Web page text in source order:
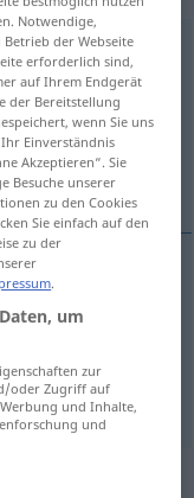
>
antippen)
Notwendige,
der Webseite
erforderlich sind,
auf Ihrem Endgerät
der Bereitstellung
wenn Sie uns
Einverständnis
Akzeptieren“. Sie
Besuche unserer
zu den Cookies
Sie einfach auf den
zu der
.
um
zur
oder Zugriff auf
und Inhalte,
und